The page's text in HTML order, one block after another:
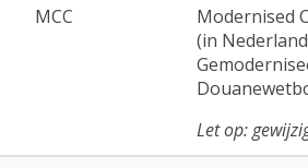
MCC
Modernised
(in
Let op: